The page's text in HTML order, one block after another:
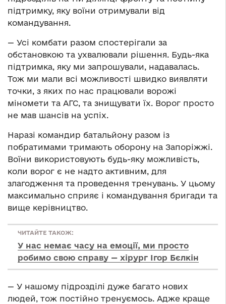
підтримку, яку воїни отримували від
командування.
— Усі комбати разом спостерігали за
обстановкою та ухвалювали рішення. Будь-яка
підтримка, яку ми запрошували, надавалась.
Тож ми мали всі можливості швидко виявляти
точки, з яких по нас працювали ворожі
міномети та АГС, та знищувати їх. Ворог просто
не мав шансів на успіх.
Наразі командир батальйону разом із
побратимами тримають оборону на Запоріжжі.
Воїни використовують будь-яку можливість,
коли ворог є не надто активним, для
злагодження та проведення тренувань. У цьому
максимально сприяє і командування бригади та
вище керівництво.
ЧИТАЙТЕ ТАКОЖ:
У нас немає часу на емоції, ми просто
робимо свою справу — хірург Ігор Бєлкін
— У нашому підрозділі дуже багато нових
людей, тож постійно тренуємось. Адже краще